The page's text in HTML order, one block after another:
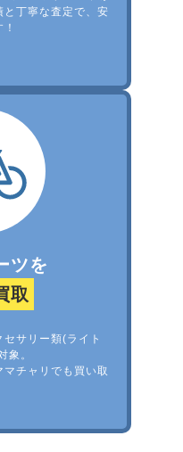
丁寧な査定で、安
ツを
取
サリー類(ライト
象。
チャリでも買い取